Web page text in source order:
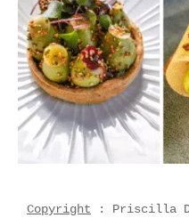
Copyright : Priscilla